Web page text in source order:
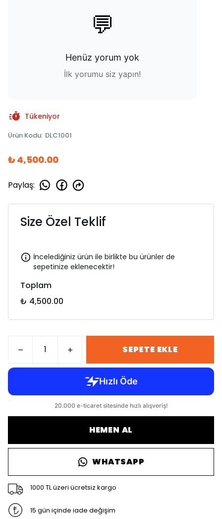
💬
Henüz yorum yok
İlk yorumu siz yapın!
Tükeniyor
Ürün Kodu: DLC1001
₺ 4,500.00
Paylaş:
Size Özel Teklif
İncelediğiniz ürün ile birlikte bu ürünler de
sepetinize eklenecektir!
Toplam
₺ 4,500.00
SEPETE EKLE
HEMEN AL
WHATSAPP
1000 TL üzeri ücretsiz kargo
15 gün içinde iade değişim